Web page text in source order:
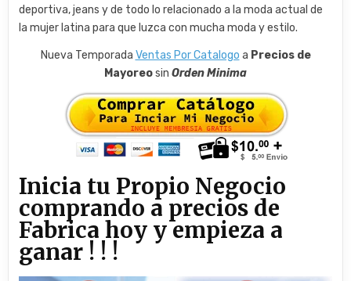
deportiva, jeans y de todo lo relacionado a la moda actual de
la mujer latina para que luzca con mucha moda y estilo.
Nueva Temporada Ventas Por Catalogo a Precios de
Mayoreosin Orden Minima
Inicia tu Propio Negocio
comprando a precios de
Fabrica hoy y empieza a
ganar ! ! !